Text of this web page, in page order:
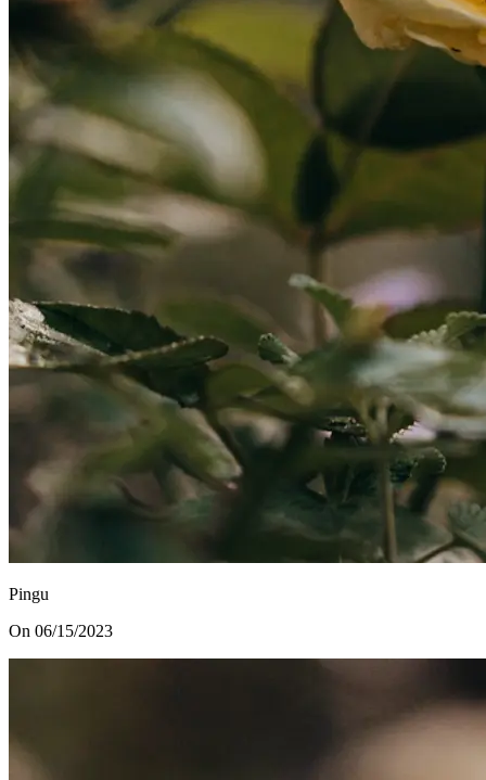
Pingu
On 06/15/2023